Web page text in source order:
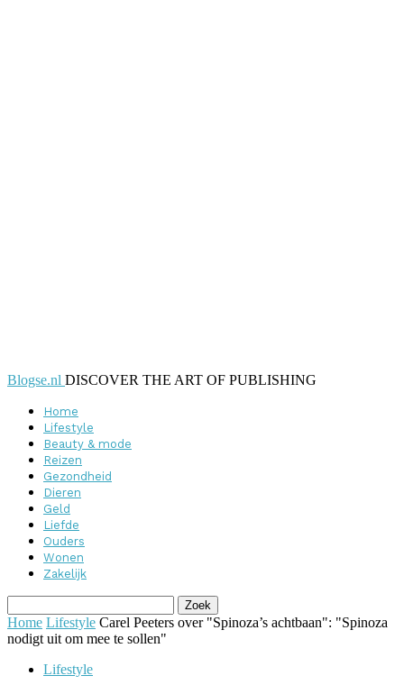
Blogse.nl DISCOVER THE ART OF PUBLISHING
Home
Lifestyle
Beauty & mode
Reizen
Gezondheid
Dieren
Geld
Liefde
Ouders
Wonen
Zakelijk
Home Lifestyle Carel Peeters over "Spinoza’s achtbaan": "Spinoza
nodigt uit om mee te sollen"
Lifestyle